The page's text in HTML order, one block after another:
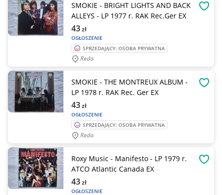
SMOKIE - BRIGHT LIGHTS AND BACK
ALLEYS - LP 1977 r. RAK Rec.Ger EX
OGŁOSZENIE
43zł
SPRZEDAJĄCY: OSOBA PRYWATNA
Reda
SMOKIE - THE MONTREUX ALBUM -
LP 1978 r. RAK Rec. Ger EX
OGŁOSZENIE
43zł
SPRZEDAJĄCY: OSOBA PRYWATNA
Reda
Roxy Music - Manifesto - LP 1979 r.
ATCO Atlantic Canada EX
OGŁOSZENIE
43zł